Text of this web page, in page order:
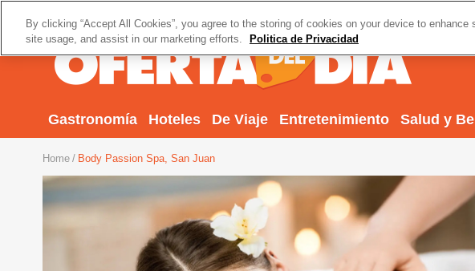
Gastronomía Hoteles De Viaje Entretenimiento Salud y
Home Body Passion Spa, San Juan
By clicking “Accept All Cookies”, you agree to the storing of cookies on your device to enhance
site usage, and assist in our marketing efforts.
Politica de Privacidad